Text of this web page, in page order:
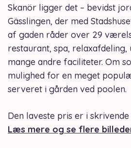
Skanör ligger det – bevidst
Gässlingen, der med
af gaden råder over 29
restaurant, spa,
mange andre faciliteter. Om
mulighed for en meget
serveret i gården ved poolen.
Den laveste pris er i
Læs mere og se flere